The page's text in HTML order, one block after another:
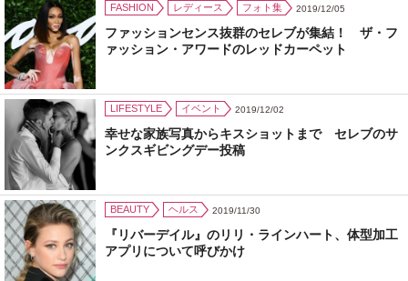
FASHION レディース フォト集 2019/12/05
ファッションセンス抜群のセレブが集結！ ザ・フ
ァッション・アワードのレッドカーペット
LIFESTYLE イベント 2019/12/02
幸せな家族写真からキスショットまで セレブのサ
ンクスギビングデー投稿
BEAUTY ヘルス 2019/11/30
『リバーデイル』のリリ・ラインハート、体型加工
アプリについて呼びかけ